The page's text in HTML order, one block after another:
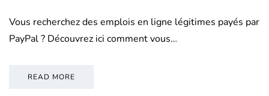
Vous recherchez des emplois en ligne légitimes payés par
PayPal ? Découvrez ici comment vous…
READ MORE